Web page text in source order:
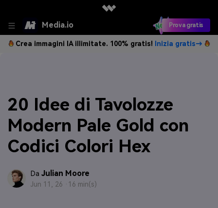
Media.io Prova gratis
Crea immagini IA illimitate. 100% gratis! Inizia gratis→
20 Idee di Tavolozze
Modern Pale Gold con
Codici Colori Hex
Da Julian Moore
Jun 11, 26 · 16 min(s)